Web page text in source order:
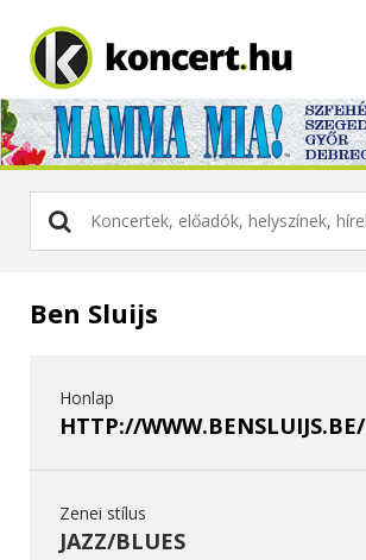
Ben Sluijs
Honlap
HTTP://WWW.BENSLUIJS.BE/
Zenei stílus
JAZZ/BLUES